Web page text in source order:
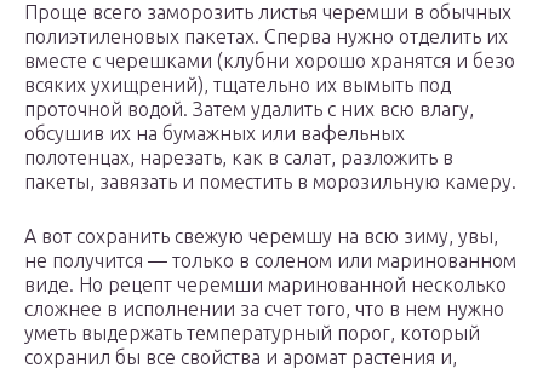
Проще всего заморозить листья черемши в обычных
полиэтиленовых пакетах. Сперва нужно отделить их
вместе с черешками (клубни хорошо хранятся и безо
всяких ухищрений), тщательно их вымыть под
проточной водой. Затем удалить с них всю влагу,
обсушив их на бумажных или вафельных
полотенцах, нарезать, как в салат, разложить в
пакеты, завязать и поместить в морозильную камеру.
А вот сохранить свежую черемшу на всю зиму, увы,
не получится — только в соленом или маринованном
виде. Но рецепт черемши маринованной несколько
сложнее в исполнении за счет того, что в нем нужно
уметь выдержать температурный порог, который
сохранил бы все свойства и аромат растения и,